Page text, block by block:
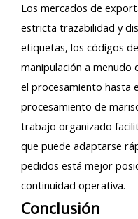
Los mercados de
estricta trazabilidad y
etiquetas, los códigos
manipulación a menudo
el procesamiento hasta
procesamiento de
trabajo organizado
que puede adaptarse
pedidos está mejor
continuidad operativa.
Conclusión